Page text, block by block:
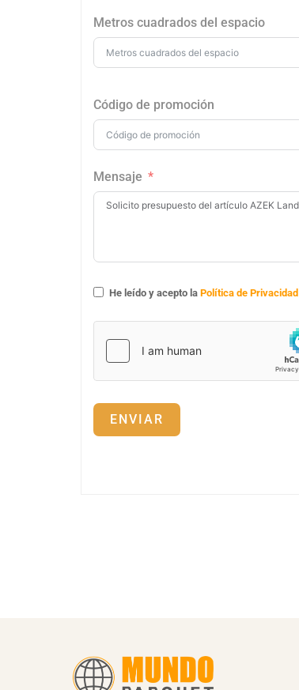
Metros cuadrados del espacio
Código de promoción
Mensaje
He leído y acepto la Política de Privacidad
ENVIAR